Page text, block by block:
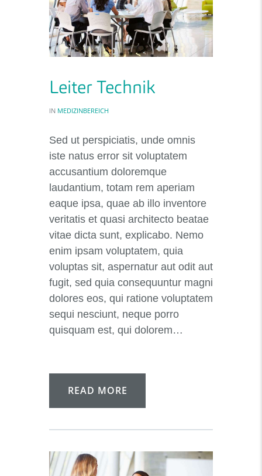
Leiter Technik
IN MEDIZINBEREICH
Sed ut perspiciatis, unde omnis
iste natus error sit voluptatem
accusantium doloremque
laudantium, totam rem aperiam
eaque ipsa, quae ab illo inventore
veritatis et quasi architecto beatae
vitae dicta sunt, explicabo. Nemo
enim ipsam voluptatem, quia
voluptas sit, aspernatur aut odit aut
fugit, sed quia consequuntur magni
dolores eos, qui ratione voluptatem
sequi nesciunt, neque porro
quisquam est, qui dolorem…
READ MORE